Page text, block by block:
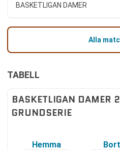
TABELL
BASKETLIGAN
GRUNDSERIE
Hemma
BASKETLIGAN DAMER
Alla